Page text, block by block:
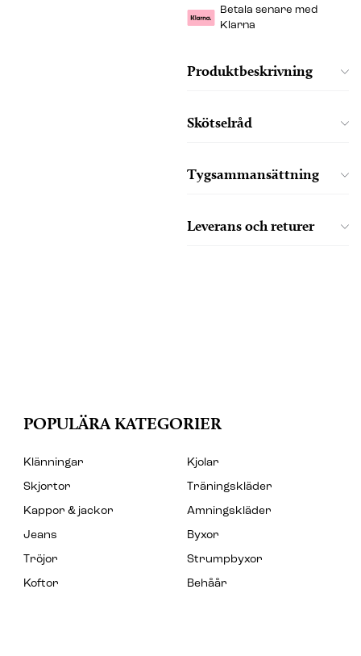
Betala senare med
Klarna
Produktbeskrivning
Skötselråd
Tygsammansättning
Leverans och returer
POPULÄRA KATEGORIER
Klänningar
Kjolar
Skjortor
Träningskläder
Kappor & jackor
Amningskläder
Jeans
Byxor
Tröjor
Strumpbyxor
Koftor
Behåår